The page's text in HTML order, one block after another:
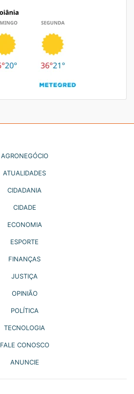
AGRONEGÓCIO
ATUALIDADES
CIDADANIA
CIDADE
ECONOMIA
ESPORTE
FINANÇAS
JUSTIÇA
OPINIÃO
POLÍTICA
TECNOLOGIA
FALE CONOSCO
ANUNCIE